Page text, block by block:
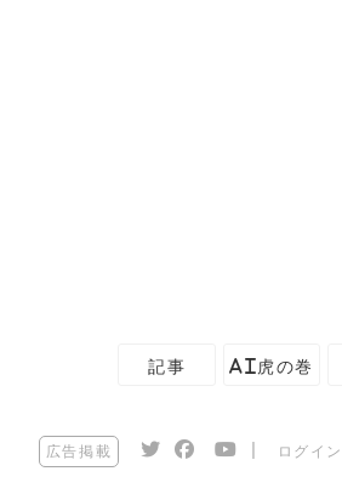
記事 AI虎の巻
広告掲載 ログイン